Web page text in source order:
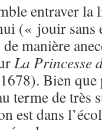
entraver la
(« jouir sans
manière
La Princesse
Bien
terme de très
est dans